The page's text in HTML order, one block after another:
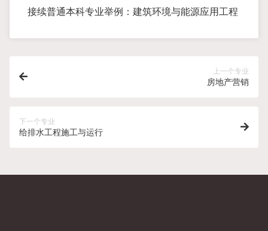
接续普通本科专业举例：建筑环境与能源应用工程
上一个专业
房地产营销
下一个专业
给排水工程施工与运行